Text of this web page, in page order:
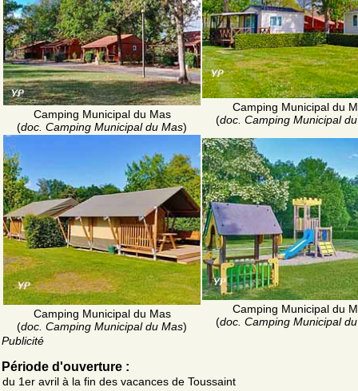
Camping Municipal du Mas
(doc. Camping Municipal du Mas)
Camping Municipal du
(doc. Camping Municipal
Camping Municipal du Mas
(doc. Camping Municipal du Mas)
Camping Municipal du
(doc. Camping Municipal
Publicité
Période d'ouverture :
du 1er avril à la fin des vacances de Toussaint